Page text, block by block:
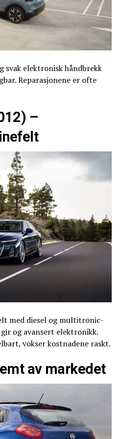
svak elektronisk håndbrekk
Reparasjonene er ofte
–
med diesel og multitronic-
og avansert elektronikk.
vokser kostnadene raskt.
av markedet